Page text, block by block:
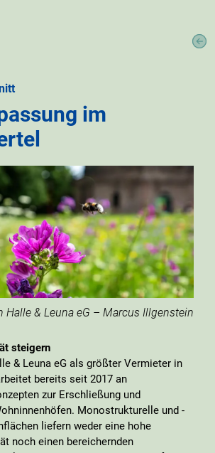
im
Halle & Leuna eG – Marcus Illgenstein
steigern
& Leuna eG als größter Vermieter in
bereits seit 2017 an
zur Erschließung und
Monostrukturelle und -
liefern weder eine hohe
noch einen bereichernden